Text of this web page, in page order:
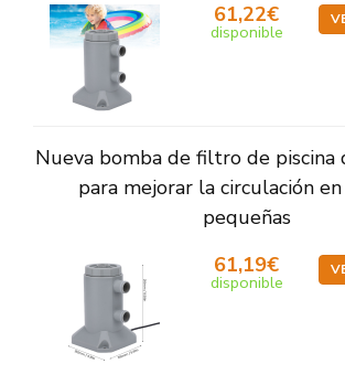
61,22€
disponible
Nueva bomba de filtro de piscina
para mejorar la circulación en
pequeñas
61,19€
disponible